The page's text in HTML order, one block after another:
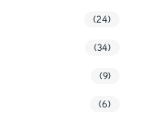
(24)
(34)
(9)
(6)